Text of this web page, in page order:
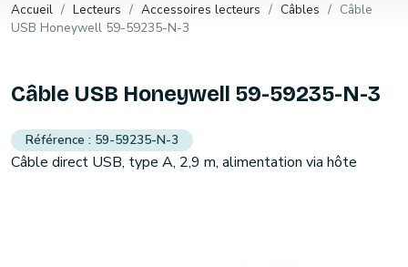
Accueil Lecteurs Accessoires lecteurs Câbles
Câble
USB Honeywell 59-59235-N-3
Câble USB Honeywell 59-59235-N-3
59-59235-N-3
Câble direct USB, type A, 2,9 m, alimentation via hôte